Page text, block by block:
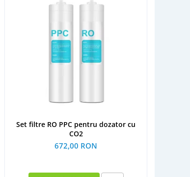
Set filtre RO PPC pentru dozator cu
CO2
672,00 RON